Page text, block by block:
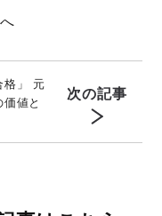
格」 元
値と
次の記事